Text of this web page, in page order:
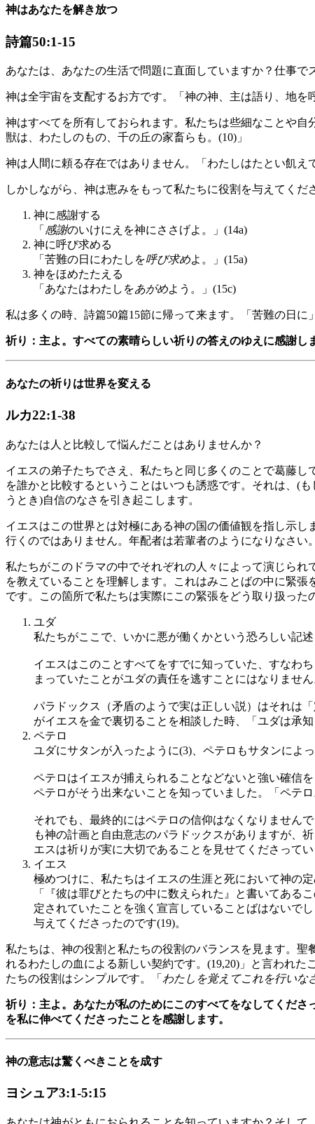
神はあなたを解き放つ
詩篇50:1-15
あなたは、あなたの生活で問題に直面していますか？仕事
神は全宇宙を支配するお方です。「神の神、主は語り、地を
神はすべてを所有しておられます。私たちは些細なことや
獣は、わたしのもの、千の丘の家畜らも。(10)」
神は人間に頼る存在ではありません。「わたしはたとい飢え
しかしながら、神は恵みをもって私たちに役割を与えてくだ
神に感謝する
「 感謝のいけにえを神にささげよ。」(14a)
神に呼び求める
「苦難の日にわたしを呼び求めよ。」(15a)
神をほめたたえる
「あなたはわたしをあがめよう。」(15c)
私は多くの時、詩篇50篇15節に帰って来ます。「苦難の日
祈り：主よ。すべての素晴らしい祈りの答えのゆえに感謝し
あなたの祈りは世界を変える
ルカ22:1-38
あなたは人と比較して悩んだことはありませんか？
イエスの弟子たちでさえ、私たちと同じ多くのことで葛藤
を誰かと比較するということはいつも誘惑です。それは、(
うとき)自信のなさを引き起こします。
イエスはこの世界とは対極にある神の国の価値観を指し示
行くのではありません。年配者は若輩者のようになりなさ
私たちがこのドラマの中でそれぞれの人々によって演じら
を教えていることを理解します。これはみことばの中に緊
です。この箇所で私たちは実際にこの緊張をどう取り扱った
ユダ
私たちがここで、いかに悪が働くかという恐ろしい記
イエスはこのことすべてをすでに知っていた、すなわ
まっていたことがユダの責任を逃すことにはなりませ
パラドックス（矛盾のようで実は正しい説）はそれは
がイエスを金で裏切ることを相談した時、「ユダは承
ペテロ
ユダにサタンが入ったように(3)、ペテロもサタンによ
ペテロはイエスが捕えられることなどないと強い確信
ペテロがそう出来ないことを知っていました。「ペテ
それでも、最終的にはペテロの信仰はなくなりません
も神の計画と自由意志のパラドックスがありますが、
エスは祈りが実に大切であることを見せてくださって
イエス
極めつけに、私たちはイエスの生涯と死において神の
「『彼は罪びとたちの中に数えられた』と書いてある
定されていたことを強く宣言していることばはないで
与えてくださったのです(19)。
私たちは、神の役割と私たちの役割のバランスを見ます。
れるわたしの血による新しい契約です。(19,20)」と言われ
たちの役割はシンプルです。「 わたしを覚えてこれを行いな
祈り：主よ。あなたが私のためにこのすべてをなしてくだ
を私に伸べてくださったことを感謝します。
神の意志は驚くべきことを成す
ヨシュア3:1-5:15